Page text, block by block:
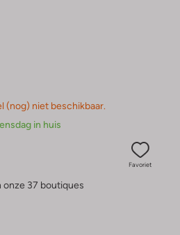
(nog) niet beschikbaar.
in huis
Favoriet
onze 37 boutiques